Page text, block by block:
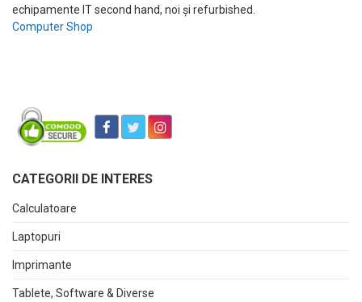
echipamente IT second hand, noi și refurbished.
Computer Shop
CATEGORII DE INTERES
Calculatoare
Laptopuri
Imprimante
Tablete, Software & Diverse